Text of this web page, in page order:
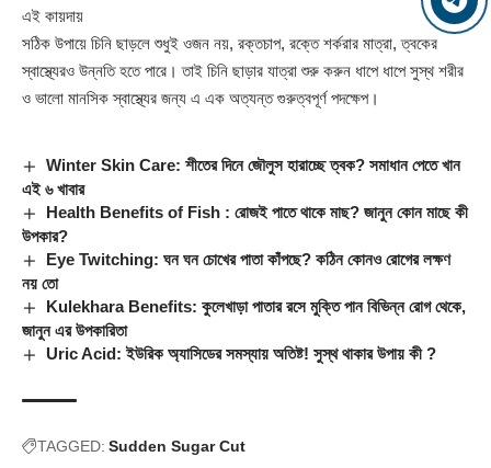
এই কায়দায়
সঠিক উপায়ে চিনি ছাড়লে শুধুই ওজন নয়, রক্তচাপ, রক্তে শর্করার মাত্রা, ত্বকের
স্বাস্থ্যেরও উন্নতি হতে পারে। তাই চিনি ছাড়ার যাত্রা শুরু করুন ধাপে ধাপে সুস্থ শরীর
ও ভালো মানসিক স্বাস্থ্যের জন্য এ এক অত্যন্ত গুরুত্বপূর্ণ পদক্ষেপ।
Winter Skin Care: শীতের দিনে জৌলুস হারাচ্ছে ত্বক? সমাধান পেতে খান
এই ৬ খাবার
Health Benefits of Fish : রোজই পাতে থাকে মাছ? জানুন কোন মাছে কী
উপকার?
Eye Twitching: ঘন ঘন চোখের পাতা কাঁপছে? কঠিন কোনও রোগের লক্ষণ
নয় তো
Kulekhara Benefits: কুলেখাড়া পাতার রসে মুক্তি পান বিভিন্ন রোগ থেকে,
জানুন এর উপকারিতা
Uric Acid: ইউরিক অ্যাসিডের সমস্যায় অতিষ্ট! সুস্থ থাকার উপায় কী ?
TAGGED: Sudden Sugar Cut